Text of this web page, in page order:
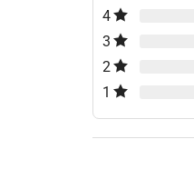
4
3
2
1